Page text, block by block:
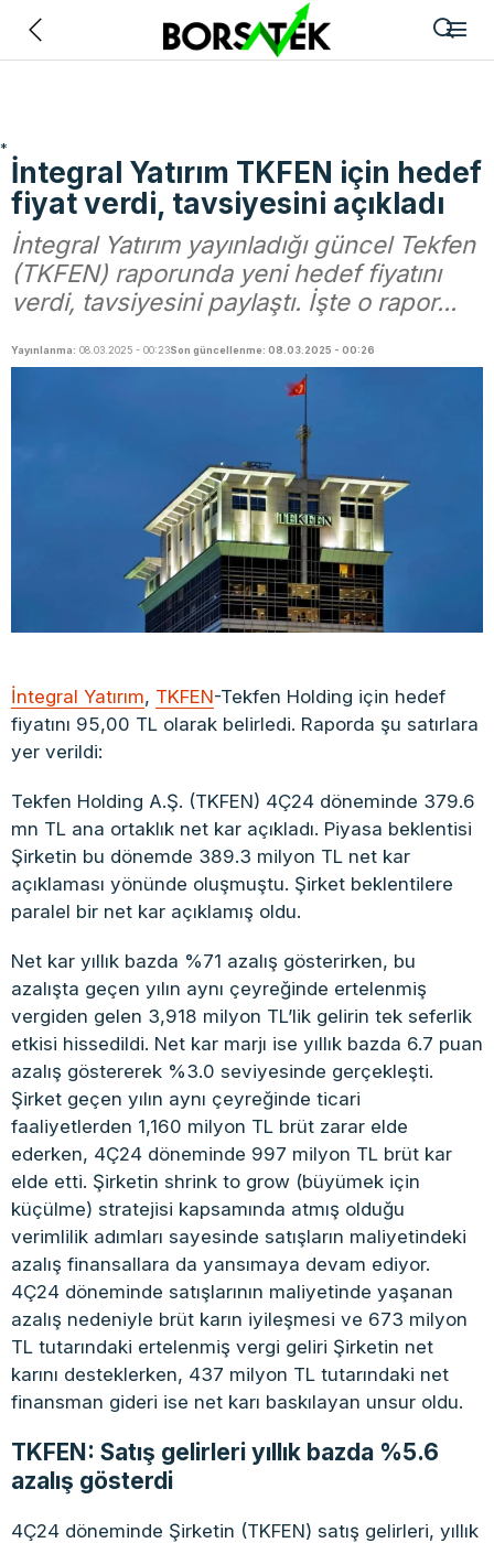
*
İntegral Yatırım TKFEN için hedef
fiyat verdi, tavsiyesini açıkladı
İntegral Yatırım yayınladığı güncel Tekfen
(TKFEN) raporunda yeni hedef fiyatını
verdi, tavsiyesini paylaştı. İşte o rapor...
Yayınlanma: 08.03.2025 - 00:23Son güncellenme: 08.03.2025 - 00:26
İntegral Yatırım, TKFEN-Tekfen Holding için hedef
fiyatını 95,00 TL olarak belirledi. Raporda şu satırlara
yer verildi:
Tekfen Holding A.Ş. (TKFEN) 4Ç24 döneminde 379.6
mn TL ana ortaklık net kar açıkladı. Piyasa beklentisi
Şirketin bu dönemde 389.3 milyon TL net kar
açıklaması yönünde oluşmuştu. Şirket beklentilere
paralel bir net kar açıklamış oldu.
Net kar yıllık bazda %71 azalış gösterirken, bu
azalışta geçen yılın aynı çeyreğinde ertelenmiş
vergiden gelen 3,918 milyon TL’lik gelirin tek seferlik
etkisi hissedildi. Net kar marjı ise yıllık bazda 6.7 puan
azalış göstererek %3.0 seviyesinde gerçekleşti.
Şirket geçen yılın aynı çeyreğinde ticari
faaliyetlerden 1,160 milyon TL brüt zarar elde
ederken, 4Ç24 döneminde 997 milyon TL brüt kar
elde etti. Şirketin shrink to grow (büyümek için
küçülme) stratejisi kapsamında atmış olduğu
verimlilik adımları sayesinde satışların maliyetindeki
azalış finansallara da yansımaya devam ediyor.
4Ç24 döneminde satışlarının maliyetinde yaşanan
azalış nedeniyle brüt karın iyileşmesi ve 673 milyon
TL tutarındaki ertelenmiş vergi geliri Şirketin net
karını desteklerken, 437 milyon TL tutarındaki net
finansman gideri ise net karı baskılayan unsur oldu.
TKFEN: Satış gelirleri yıllık bazda %5.6
azalış gösterdi
4Ç24 döneminde Şirketin (TKFEN) satış gelirleri, yıllık